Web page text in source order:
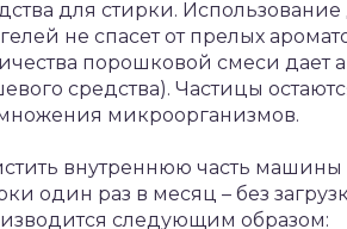
для стирки.
не спасет от прелых
порошковой смеси
средства). Частицы
микроорганизмов.
внутреннюю часть
один раз в месяц – без
следующим образом: